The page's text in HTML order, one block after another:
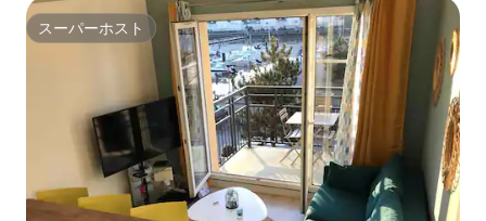
スーパーホスト
スーパーホスト